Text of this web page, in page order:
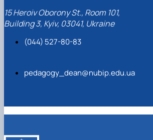
15 Heroiv Oborony St., Room 101,
Building 3, Kyiv, 03041, Ukraine
(044) 527-80-83
pedagogy_dean@nubip.edu.ua